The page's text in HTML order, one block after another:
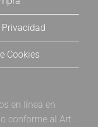
Cookies
en línea en
conforme al Art.